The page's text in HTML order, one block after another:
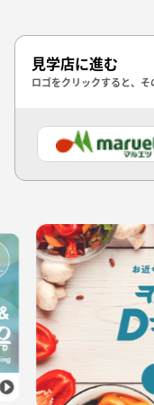
見学店に進む
ロゴをクリックすると、そ